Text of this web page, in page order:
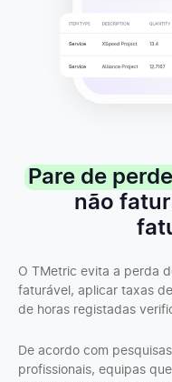
Pare de
não
O TMetric evita a perda
faturável, aplicar taxas
de horas registadas
De acordo com
profissionais, equipas